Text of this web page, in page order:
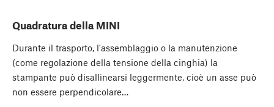
Quadratura della MINI
Durante il trasporto, l'assemblaggio o la manutenzione
(come regolazione della tensione della cinghia) la
stampante può disallinearsi leggermente, cioè un asse può
non essere perpendicolare…